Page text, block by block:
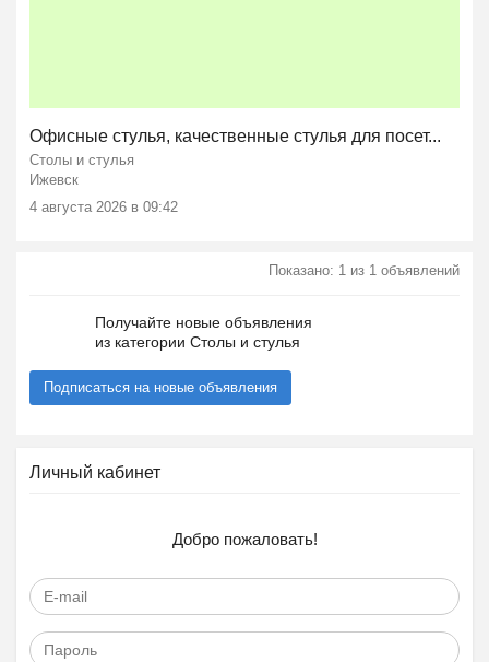
Офисные стулья, качественные стулья для посет...
Столы и стулья
Ижевск
4 августа 2026 в 09:42
Показано: 1 из 1 объявлений
Получайте новые объявления
из категории Столы и стулья
Подписаться на новые объявления
Личный кабинет
Добро пожаловать!